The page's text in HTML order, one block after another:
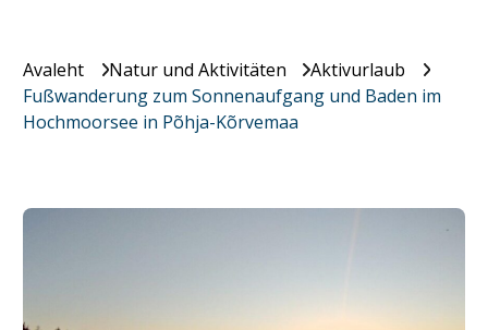
Avaleht Natur und Aktivitäten
Aktivurlaub
Fußwanderung zum Sonnenaufgang und Baden im
Hochmoorsee in Põhja-Kõrvemaa